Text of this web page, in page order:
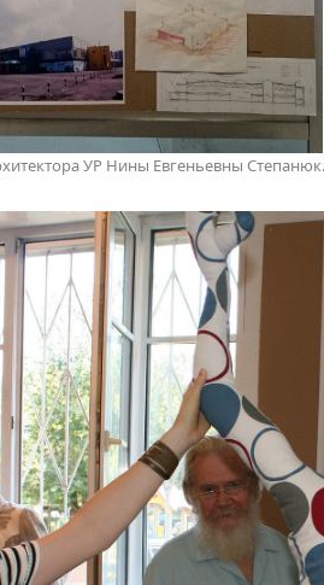
УР Нины Евгеньевны